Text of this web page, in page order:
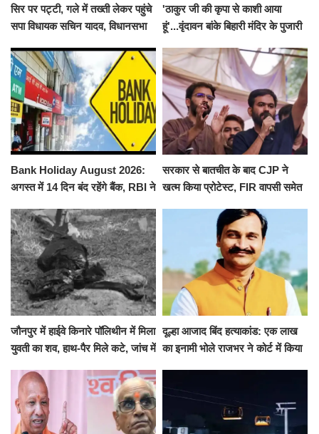
सिर पर पट्टी, गले में तख्ती लेकर पहुंचे
सपा विधायक सचिन यादव, विधानसभा
निलंबित
'ठाकुर जी की कृपा से काशी आया
हूं'...वृंदावन बांके बिहारी मंदिर के पुजारी
जलाभिषेक
Bank Holiday August 2026:
अगस्त में 14 दिन बंद रहेंगे बैंक, RBI ने
सरकार से बातचीत के बाद CJP ने
खत्म किया प्रोटेस्ट, FIR वापसी समेत
जौनपुर में हाईवे किनारे पॉलिथीन में मिला
युवती का शव, हाथ-पैर मिले कटे, जांच में
दूल्हा आजाद बिंद हत्याकांड: एक लाख
का इनामी भोले राजभर ने कोर्ट में किया